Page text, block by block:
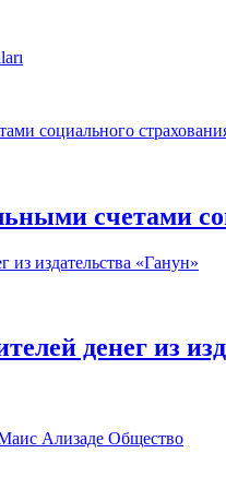
счетами
денег из
Общество